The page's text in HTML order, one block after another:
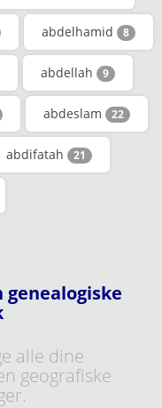
abdelhamid 8
abdellah 9
abdeslam 22
abdifatah 21
genealogiske
alle dine
geografiske